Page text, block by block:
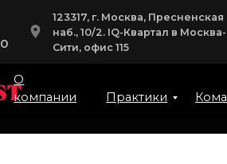
123317, г. Москва, Пресненская
наб., 10/2. IQ-Квартал в Москва-
Сити, офис 115
компании
Практики Команда